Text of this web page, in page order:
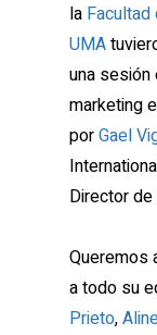
la
UMA
una
marketing
porGael
Director de
Queremos
a todo su
Prieto,